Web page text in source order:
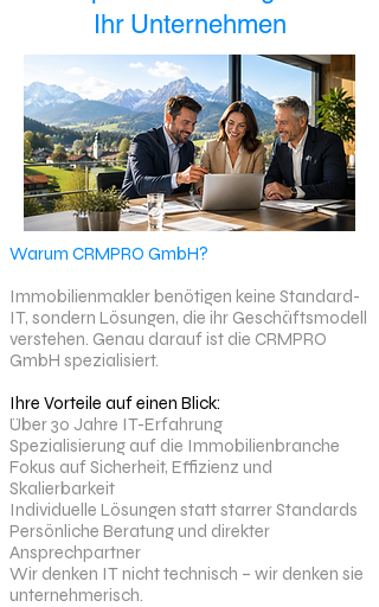
Warum CRMPRO GmbH?
Immobilienmakler benötigen keine Standard-
IT, sondern Lösungen, die ihr Geschäftsmodell
verstehen. Genau darauf ist die CRMPRO
GmbH spezialisiert.
Ihre Vorteile auf einen Blick:
Über 30 Jahre IT-Erfahrung
Spezialisierung auf die Immobilienbranche
Fokus auf Sicherheit, Effizienz und
Skalierbarkeit
Individuelle Lösungen statt starrer Standards
Persönliche Beratung und direkter
Ansprechpartner
Wir denken IT nicht technisch – wir denken sie
unternehmerisch.
Ihr Unternehmen